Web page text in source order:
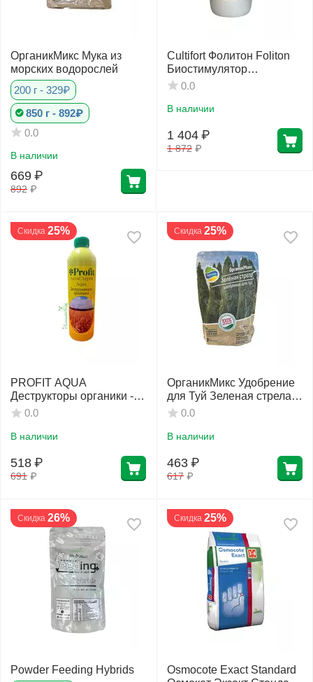
ОрганикМикс Мука из
морских водорослей
200 г - 329₽
850 г - 892₽
0.0
В наличии
892 ₽
669 ₽
Cultifort Фолитон Foliton
Биостимулятор
метаболизма 250 мл
0.0
В наличии
1 872 ₽
1 404 ₽
Скидка 25%
PROFIT AQUA
Деструкторы органики -
АнтиСтерня 500 мл
0.0
В наличии
691 ₽
518 ₽
Скидка 25%
ОрганикМикс Удобрение
для Туй Зеленая стрела
850 г
0.0
В наличии
617 ₽
463 ₽
Скидка 26%
Powder Feeding Hybrids
Скидка 25%
Osmocote Exact Standard